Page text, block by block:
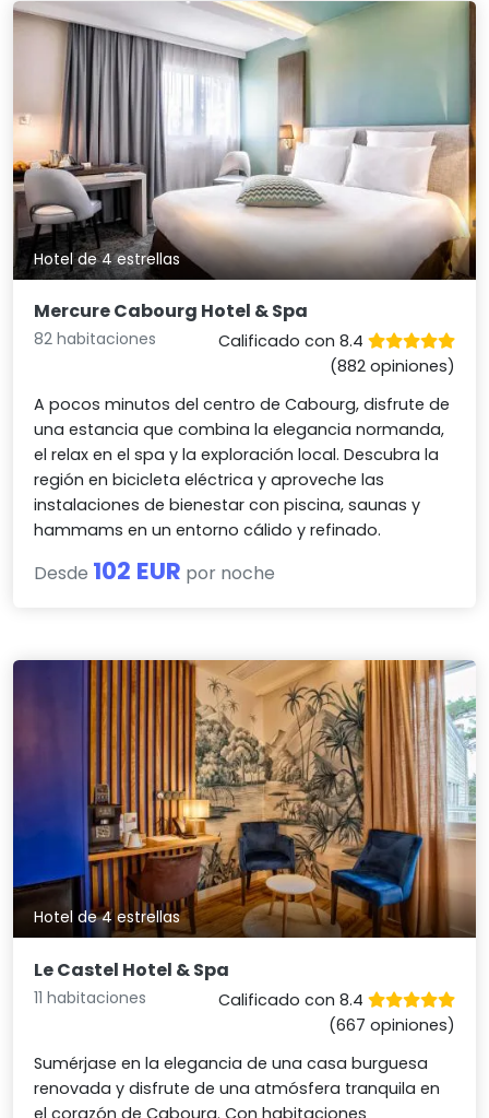
Hotel de 4 estrellas
Mercure Cabourg Hotel & Spa
82 habitaciones
Calificado con 8.4
(882 opiniones)
A pocos minutos del centro de Cabourg, disfrute de
una estancia que combina la elegancia normanda,
el relax en el spa y la exploración local. Descubra la
región en bicicleta eléctrica y aproveche las
instalaciones de bienestar con piscina, saunas y
hammams en un entorno cálido y refinado.
Desde 102 EUR por noche
Hotel de 4 estrellas
Le Castel Hotel & Spa
11 habitaciones
Calificado con 8.4
(667 opiniones)
Sumérjase en la elegancia de una casa burguesa
renovada y disfrute de una atmósfera tranquila en
el corazón de Cabourg. Con habitaciones